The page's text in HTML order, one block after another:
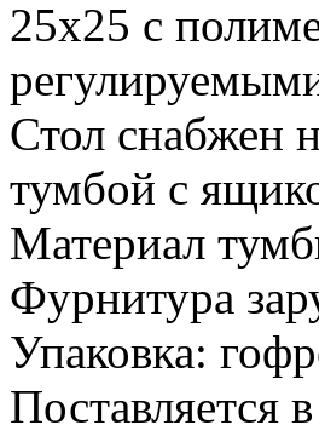
25х25 с
Стол снабжен
тумбой с
Материал
Фурнитура
Упаковка:
Поставляется